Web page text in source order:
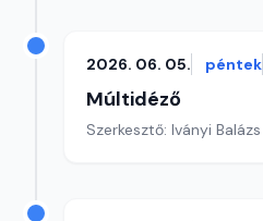
2026. 06. 05. péntek
Múltidéző
Szerkesztő: Iványi Balázs